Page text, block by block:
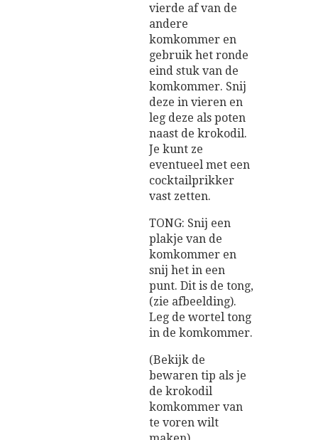
vierde af van de
andere
komkommer en
gebruik het ronde
eind stuk van de
komkommer. Snij
deze in vieren en
leg deze als poten
naast de krokodil.
Je kunt ze
eventueel met een
cocktailprikker
vast zetten.
TONG: Snij een
plakje van de
komkommer en
snij het in een
punt. Dit is de tong,
(zie afbeelding).
Leg de wortel tong
in de komkommer.
(Bekijk de
bewaren tip als je
de krokodil
komkommer van
te voren wilt